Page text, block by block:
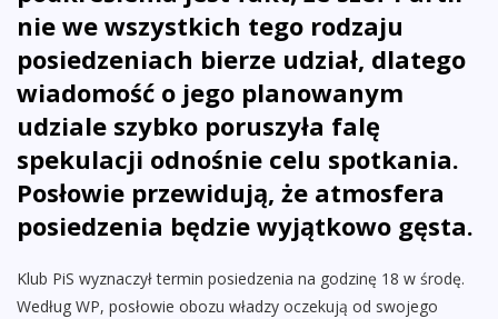
nie we wszystkich tego rodzaju
posiedzeniach bierze udział, dlatego
wiadomość o jego planowanym
udziale szybko poruszyła falę
spekulacji odnośnie celu spotkania.
Posłowie przewidują, że atmosfera
posiedzenia będzie wyjątkowo gęsta.
Klub PiS wyznaczył termin posiedzenia na godzinę 18 w środę.
Według WP, posłowie obozu władzy oczekują od swojego